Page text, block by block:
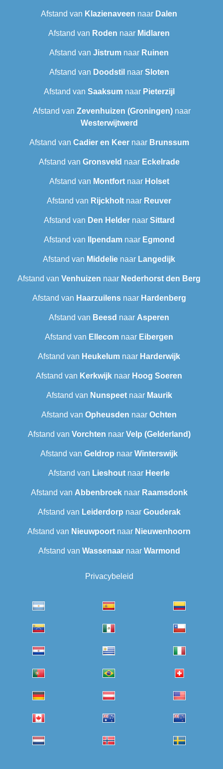
Afstand van Klazienaveen naar Dalen
Afstand van Roden naar Midlaren
Afstand van Jistrum naar Ruinen
Afstand van Doodstil naar Sloten
Afstand van Saaksumnaar Pieterzijl
Afstand van Zevenhuizen (Groningen)naar
Westerwijtwerd
Afstand van Cadier en Keernaar Brunssum
Afstand van Gronsveld naar Eckelrade
Afstand van Montfortnaar Holset
Afstand van Rijckholt naar Reuver
Afstand van Den Heldernaar Sittard
Afstand van Ilpendamnaar Egmond
Afstand van Middelie naar Langedijk
Afstand van Venhuizen naar Nederhorst den Berg
Afstand van Haarzuilensnaar Hardenberg
Afstand van Beesd naar Asperen
Afstand van Ellecom naar Eibergen
Afstand van Heukelum naar Harderwijk
Afstand van Kerkwijk naar Hoog Soeren
Afstand van Nunspeetnaar Maurik
Afstand van Opheusden naar Ochten
Afstand van Vorchten naar Velp (Gelderland)
Afstand van Geldrop naar Winterswijk
Afstand van Lieshout naar Heerle
Afstand van Abbenbroeknaar Raamsdonk
Afstand van Leiderdorp naar Gouderak
Afstand van Nieuwpoort naar Nieuwenhoorn
Afstand van Wassenaarnaar Warmond
Privacybeleid